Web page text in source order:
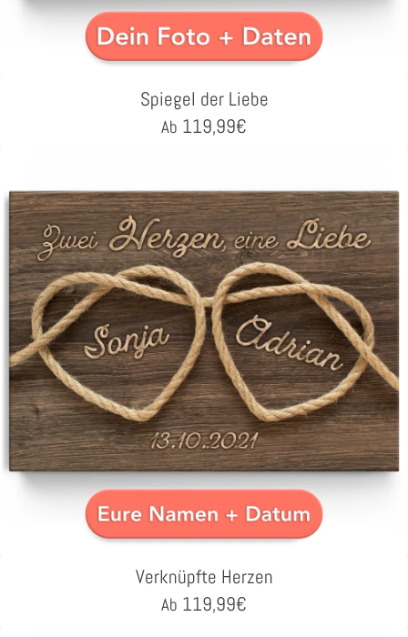
Spiegel der Liebe
Ab 119,99€
Verknüpfte Herzen
Ab 119,99€